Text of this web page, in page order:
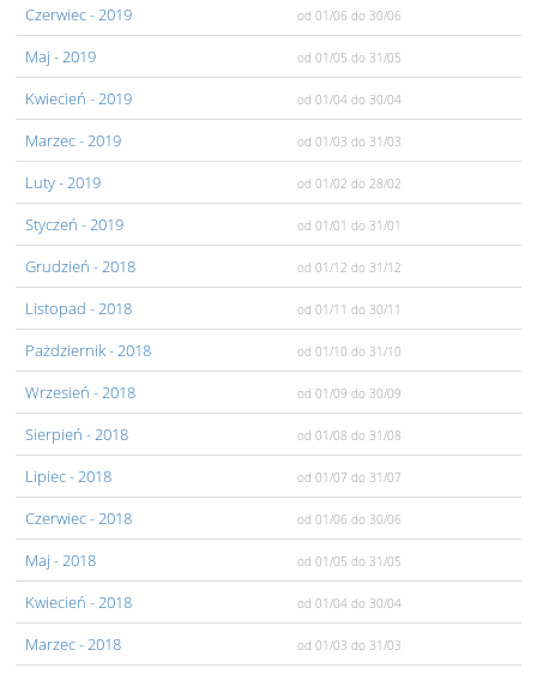
Czerwiec- 2019 od 01/06 do 30/06
Maj - 2019 od 01/05 do 31/05
Kwiecień - 2019 od 01/04 do 30/04
Marzec- 2019 od 01/03 do 31/03
Luty- 2019 od 01/02 do 28/02
Styczeń - 2019 od 01/01 do 31/01
Grudzień - 2018 od 01/12 do 31/12
Listopad - 2018 od 01/11 do 30/11
Pażdziernik- 2018 od 01/10 do 31/10
Wrzesień - 2018 od 01/09 do 30/09
Sierpień - 2018 od 01/08 do 31/08
Lipiec- 2018 od 01/07 do 31/07
Czerwiec- 2018 od 01/06 do 30/06
Maj - 2018 od 01/05 do 31/05
Kwiecień - 2018 od 01/04 do 30/04
Marzec- 2018 od 01/03 do 31/03